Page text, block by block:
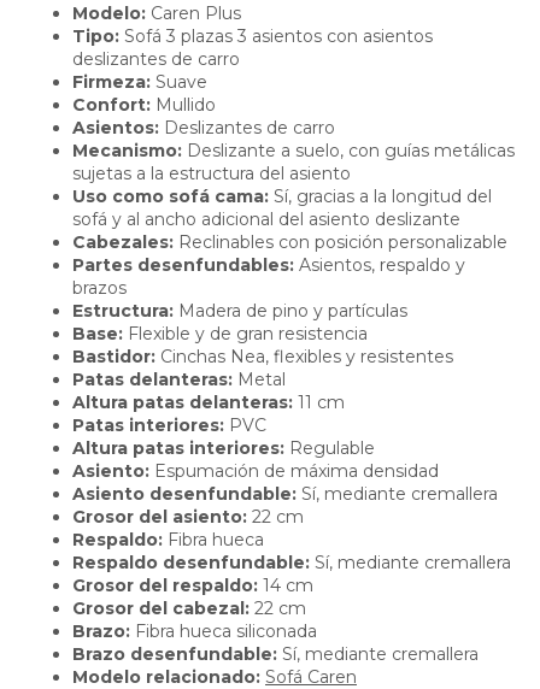
Modelo: Caren Plus
Tipo: Sofá 3 plazas 3 asientos con asientos
deslizantes de carro
Firmeza: Suave
Confort: Mullido
Asientos: Deslizantes de carro
Mecanismo: Deslizante a suelo, con guías metálicas
sujetas a la estructura del asiento
Uso como sofá cama: Sí, gracias a la longitud del
sofá y al ancho adicional del asiento deslizante
Cabezales: Reclinables con posición personalizable
Partes desenfundables: Asientos, respaldo y
brazos
Estructura: Madera de pino y partículas
Base: Flexible y de gran resistencia
Bastidor: Cinchas Nea, flexibles y resistentes
Patas delanteras: Metal
Altura patas delanteras: 11 cm
Patas interiores: PVC
Altura patas interiores: Regulable
Asiento: Espumación de máxima densidad
Asiento desenfundable: Sí, mediante cremallera
Grosor del asiento: 22 cm
Respaldo: Fibra hueca
Respaldo desenfundable: Sí, mediante cremallera
Grosor del respaldo: 14 cm
Grosor del cabezal: 22 cm
Brazo: Fibra hueca siliconada
Brazo desenfundable: Sí, mediante cremallera
Modelo relacionado: Sofá Caren